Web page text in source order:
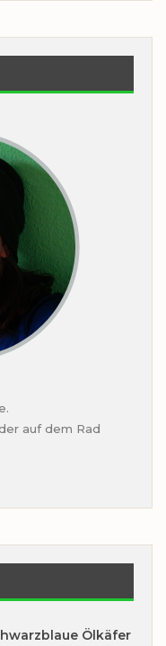
auf dem Rad
Ölkäfer